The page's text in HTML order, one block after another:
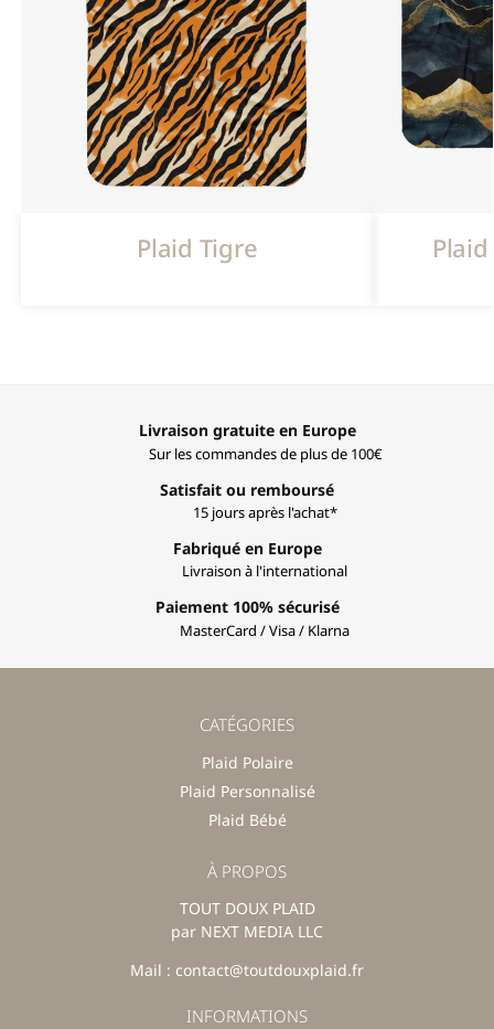
Plaid Tigre
Livraison gratuite en Europe
Sur les commandes de plus de 100€
Satisfait ou remboursé
15 jours après l'achat*
Fabriqué en Europe
Livraison à l'international
Paiement 100% sécurisé
MasterCard / Visa / Klarna
CATÉGORIES
Plaid Polaire
Plaid Personnalisé
Plaid Bébé
À PROPOS
TOUT DOUX PLAID
par NEXT MEDIA LLC
Mail : contact@toutdouxplaid.fr
INFORMATIONS